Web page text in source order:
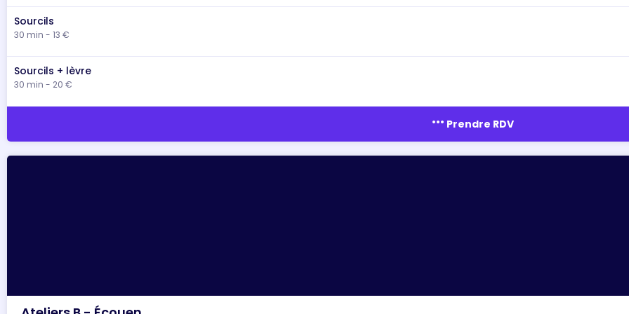
Sourcils
30 min - 13 €
Sourcils + lèvre
30 min - 20 €
more_horiz Prendre RDV